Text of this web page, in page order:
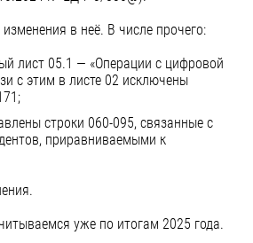
в неё. В числе прочего:
лист 05.1 — «Операции с цифровой
с этим в листе 02 исключены
строки 060-095, связанные с
приравниваемыми к
уже по итогам 2025 года.